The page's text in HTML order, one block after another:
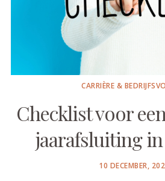
CARRIÈRE &
Checklist voor
jaarafsluiting
POSTED
10 DECEMBER,